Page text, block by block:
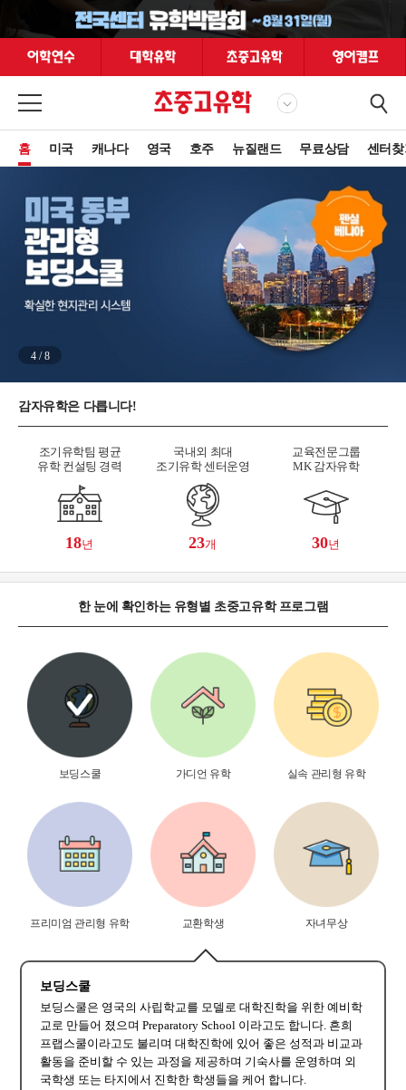
홈 미국 캐나다 영국 호주 뉴질랜드 무료상담 센터
4/8
감자유학은 다릅니다!
조기유학팀 평균
유학 컨설팅 경력
18년
국내외 최대
조기유학 센터운영
23개
교육전문그룹
MK 감자유학
30년
한 눈에 확인하는 유형별 초중고유학 프로그램
보딩스쿨 가디언 유학 실속 관리형 유학
프리미엄 관리형 유학 교환학생 자녀무상
보딩스쿨
보딩스쿨은 영국의 사립학교를 모델로 대학진학을 위한 예비학
교로 만들어 졌으며 Preparatory School 이라고도 합니다. 흔희
프랩스쿨이라고도 불리며 대학진학에 있어 좋은 성적과 비교과
활동을 준비할 수 있는 과정을 제공하며 기숙사를 운영하며 외
국학생 또는 타지에서 진학한 학생들을 케어 합니다.